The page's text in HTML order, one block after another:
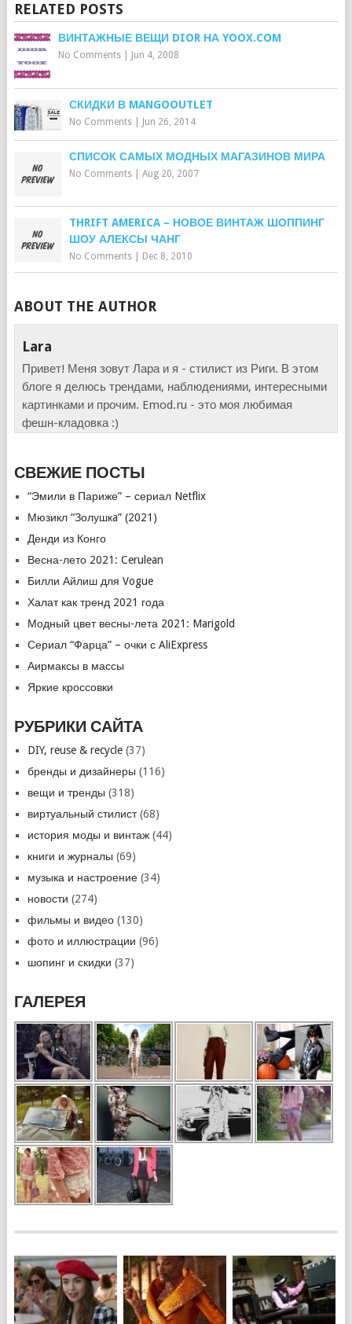
RELATED POSTS
ВИНТАЖНЫЕ ВЕЩИ DIOR НА YOOX.COM
No Comments| Jun 4, 2008
СКИДКИ В MANGOOUTLET
No Comments| Jun 26, 2014
СПИСОК САМЫХ МОДНЫХ МАГАЗИНОВ МИРА
No Comments| Aug 20, 2007
THRIFT AMERICA – НОВОЕ ВИНТАЖ ШОППИНГ
ШОУ АЛЕКСЫ ЧАНГ
No Comments| Dec 8, 2010
ABOUT THE AUTHOR
Lara
Привет! Меня зовут Лара и я - стилист из Риги. В этом
блоге я делюсь трендами, наблюдениями, интересными
картинками и прочим. Emod.ru - это моя любимая
фешн-кладовка :)
СВЕЖИЕ ПОСТЫ
“Эмили в Париже” – сериал Netflix
Мюзикл “Золушкa” (2021)
Денди из Конго
Весна-лето 2021: Cerulean
Билли Айлиш для Vogue
Халат как тренд 2021 года
Модный цвет весны-лета 2021: Marigold
Сериал “Фарца” – очки с AliExpress
Аирмаксы в массы
Яркие кроссовки
РУБРИКИ САЙТА
DIY, reuse & recycle(37)
бренды и дизайнеры (116)
вещи и тренды (318)
виртуальный стилист(68)
история моды и винтаж(44)
книги и журналы (69)
музыка и настроение(34)
новости (274)
фильмы и видео(130)
фото и иллюстрации (96)
шопинг и скидки (37)
ГАЛЕРЕЯ